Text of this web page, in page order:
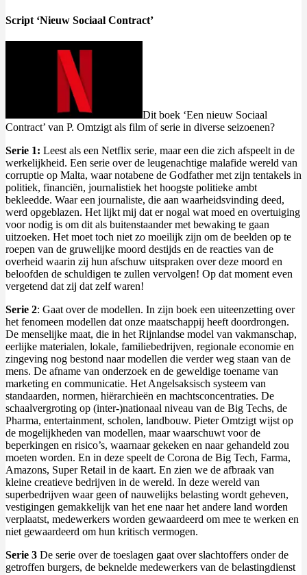
Script ‘Nieuw Sociaal Contract’
Dit boek ‘Een nieuw Sociaal
Contract’ van P. Omtzigt als film of serie in diverse seizoenen?
Serie 1: Leest als een Netflix serie, maar een die zich afspeelt in de
werkelijkheid. Een serie over de leugenachtige malafide wereld van
corruptie op Malta, waar notabene de Godfather met zijn tentakels in
politiek, financiën, journalistiek het hoogste politieke ambt
bekleedde. Waar een journaliste, die aan waarheidsvinding deed,
werd opgeblazen. Het lijkt mij dat er nogal wat moed en overtuiging
voor nodig is om dit als buitenstaander met bewaking te gaan
uitzoeken. Het moet toch niet zo moeilijk zijn om de beelden op te
roepen van de gruwelijke moord destijds en de reacties van de
overheid waarin zij hun afschuw uitspraken over deze moord en
beloofden de schuldigen te zullen vervolgen! Op dat moment even
vergetend dat zij dat zelf waren!
Serie 2: Gaat over de modellen. In zijn boek een uiteenzetting over
het fenomeen modellen dat onze maatschappij heeft doordrongen.
De menselijke maat, die in het Rijnlandse model van vakmanschap,
eerlijke materialen, lokale, familiebedrijven, regionale economie en
zingeving nog bestond naar modellen die verder weg staan van de
mens. De afname van onderzoek en de geweldige toename van
marketing en communicatie. Het Angelsaksisch systeem van
standaarden, normen, hiërarchieën en machtsconcentraties. De
schaalvergroting op (inter-)nationaal niveau van de Big Techs, de
Pharma, entertainment, scholen, landbouw. Pieter Omtzigt wijst op
de mogelijkheden van modellen, maar waarschuwt voor de
beperkingen en risico’s, waarnaar gekeken en naar gehandeld zou
moeten worden. En in deze speelt de Corona de Big Tech, Farma,
Amazons, Super Retail in de kaart. En zien we de afbraak van
kleine creatieve bedrijven in de wereld. In deze wereld van
superbedrijven waar geen of nauwelijks belasting wordt geheven,
vestigingen gemakkelijk van het ene naar het andere land worden
verplaatst, medewerkers worden gewaardeerd om mee te werken en
niet gewaardeerd om hun kritisch vermogen.
Serie 3 De serie over de toeslagen gaat over slachtoffers onder de
getroffen burgers, de beknelde medewerkers van de belastingdienst